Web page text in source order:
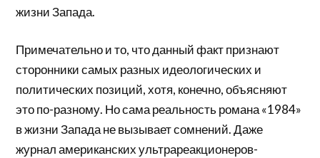
жизни Запада.
Примечательно и то, что данный факт признают
сторонники самых разных идеологических и
политических позиций, хотя, конечно, объясняют
это по-разному. Но сама реальность романа «1984»
в жизни Запада не вызывает сомнений. Даже
журнал американских ультрареакционеров-